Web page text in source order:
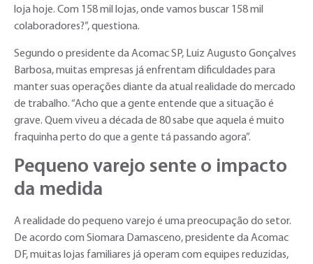
loja hoje. Com 158 mil lojas, onde vamos buscar 158 mil
colaboradores?”, questiona.
Segundo o presidente da Acomac SP, Luiz Augusto Gonçalves
Barbosa, muitas empresas já enfrentam dificuldades para
manter suas operações diante da atual realidade do mercado
de trabalho. “Acho que a gente entende que a situação é
grave. Quem viveu a década de 80 sabe que aquela é muito
fraquinha perto do que a gente tá passando agora”.
Pequeno varejo sente o impacto
da medida
A realidade do pequeno varejo é uma preocupação do setor.
De acordo com Siomara Damasceno, presidente da Acomac
DF, muitas lojas familiares já operam com equipes reduzidas,